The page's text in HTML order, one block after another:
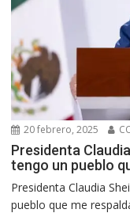
20 febrero, 2025
Presidenta
tengo un pueblo
Presidenta Claudia
pueblo que me